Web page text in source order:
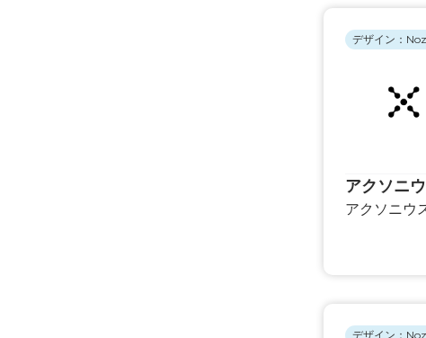
アクソニ
アクソニウ
デザイン：
デザイン：